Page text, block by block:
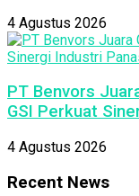
4 Agustus 2026
PT Benvors
GSI Perkuat
4 Agustus 2026
Recent News